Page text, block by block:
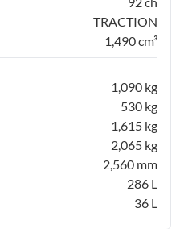
TRACTION
1,490 cm³
1,090 kg
530 kg
1,615 kg
2,065 kg
2,560 mm
286 L
36 L